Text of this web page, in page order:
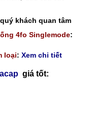
khách quan tâm
4fo Singlemode:
loại: Xem chi tiết
giá tốt: